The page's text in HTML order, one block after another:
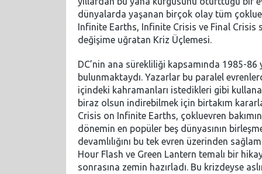
dünyalarda yaşanan birçok olay tüm
Infinite Earths, Infinite Crisis ve Final
değişime uğratan Kriz Üçlemesi.
DC’nin ana sürekliliği kapsamında 1985-86
bulunmaktaydı. Yazarlar bu paralel
içindeki kahramanları istedikleri gibi
biraz olsun indirebilmek için birtakım
Crisis on Infinite Earths, çokluevren
dönemin en popüler beş dünyasının
devamlılığını bu tek evren üzerinden
Hour Flash ve Green Lantern temalı bir
sonrasına zemin hazırladı. Bu krizdeyse